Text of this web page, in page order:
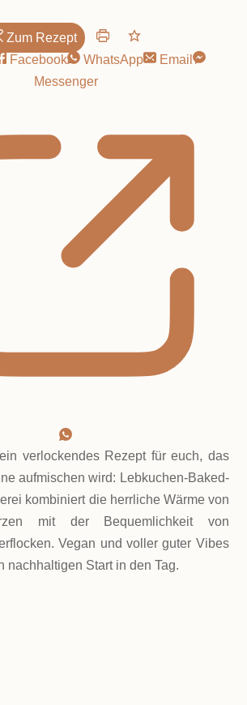
Zum Rezept
Facebook WhatsApp
Email
Messenger
verlockendes Rezept für euch, das
aufmischen wird: Lebkuchen-Baked-
kombiniert die herrliche Wärme von
mit der Bequemlichkeit von
Vegan und voller guter Vibes
nachhaltigen Start in den Tag.